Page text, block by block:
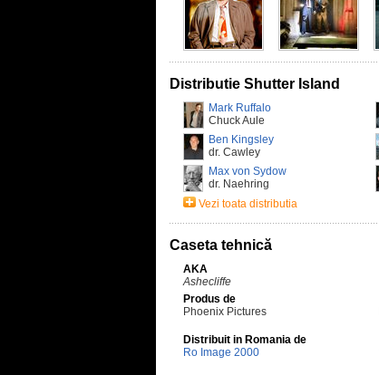
Distributie Shutter Island
Mark Ruffalo
Chuck Aule
Ben Kingsley
dr. Cawley
Max von Sydow
dr. Naehring
Vezi toata distributia
Caseta tehnică
AKA
Ashecliffe
Produs de
Phoenix Pictures
Distribuit in Romania de
Ro Image 2000